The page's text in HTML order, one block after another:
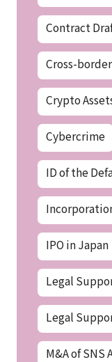
Contract
Cross-border
Crypto
Cybercrime
ID of the
IPO in Japan
Legal
Legal
M&A of SNS